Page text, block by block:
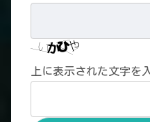
上に表示された文字を